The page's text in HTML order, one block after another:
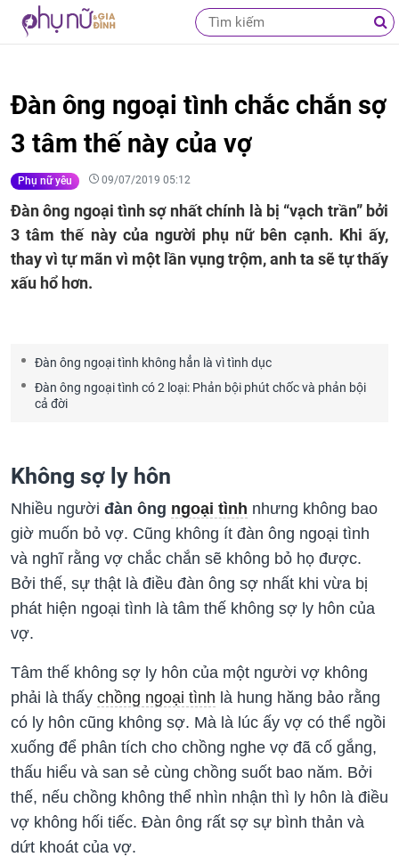
Đàn ông ngoại tình chắc chắn sợ
3 tâm thế này của vợ
Phụ nữ yêu 09/07/2019 05:12
Đàn ông ngoại tình sợ nhất chính là bị “vạch trần” bởi
3 tâm thế này của người phụ nữ bên cạnh. Khi ấy,
thay vì tự mãn vì một lần vụng trộm, anh ta sẽ tự thấy
xấu hổ hơn.
Đàn ông ngoại tình không hẳn là vì tình dục
Đàn ông ngoại tình có 2 loại: Phản bội phút chốc và phản bội
cả đời
Không sợ ly hôn
Nhiều người đàn ông ngoại tình nhưng không bao
giờ muốn bỏ vợ. Cũng không ít đàn ông ngoại tình
và nghĩ rằng vợ chắc chắn sẽ không bỏ họ được.
Bởi thế, sự thật là điều đàn ông sợ nhất khi vừa bị
phát hiện ngoại tình là tâm thế không sợ ly hôn của
vợ.
Tâm thế không sợ ly hôn của một người vợ không
phải là thấy chồng ngoại tình là hung hăng bảo rằng
có ly hôn cũng không sợ. Mà là lúc ấy vợ có thể ngồi
xuống để phân tích cho chồng nghe vợ đã cố gắng,
thấu hiểu và san sẻ cùng chồng suốt bao năm. Bởi
thế, nếu chồng không thể nhìn nhận thì ly hôn là điều
vợ không hối tiếc. Đàn ông rất sợ sự bình thản và
dứt khoát của vợ.